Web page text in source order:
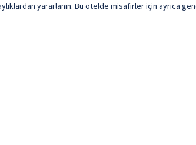
yararlanın. Bu otelde misafirler için ayrıca